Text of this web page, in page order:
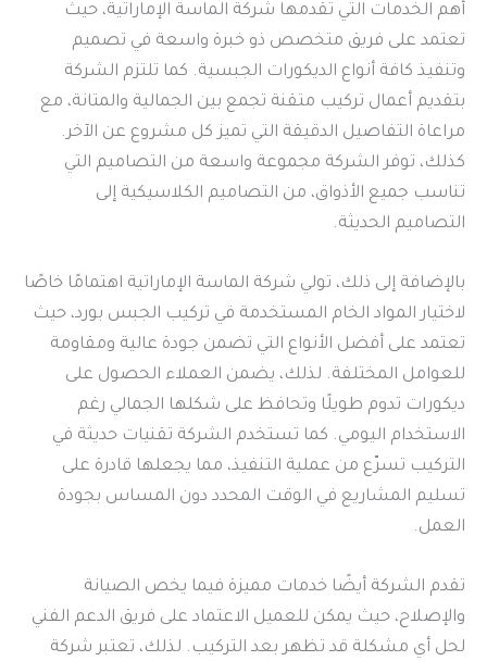
أهم الخدمات التي تقدمها شركة الماسة الإماراتية، حيث
تعتمد على فريق متخصص ذو خبرة واسعة في تصميم
وتنفيذ كافة أنواع الديكورات الجبسية. كما تلتزم الشركة
بتقديم أعمال تركيب متقنة تجمع بين الجمالية والمتانة، مع
مراعاة التفاصيل الدقيقة التي تميز كل مشروع عن الآخر.
كذلك، توفر الشركة مجموعة واسعة من التصاميم التي
تناسب جميع الأذواق، من التصاميم الكلاسيكية إلى
التصاميم الحديثة.
بالإضافة إلى ذلك، تولي شركة الماسة الإماراتية اهتمامًا خاصًا
لاختيار المواد الخام المستخدمة في تركيب الجبس بورد، حيث
تعتمد على أفضل الأنواع التي تضمن جودة عالية ومقاومة
للعوامل المختلفة. لذلك، يضمن العملاء الحصول على
ديكورات تدوم طويلًا وتحافظ على شكلها الجمالي رغم
الاستخدام اليومي. كما تستخدم الشركة تقنيات حديثة في
التركيب تسرّع من عملية التنفيذ، مما يجعلها قادرة على
تسليم المشاريع في الوقت المحدد دون المساس بجودة
العمل.
تقدم الشركة أيضًا خدمات مميزة فيما يخص الصيانة
والإصلاح، حيث يمكن للعميل الاعتماد على فريق الدعم الفني
لحل أي مشكلة قد تظهر بعد التركيب. لذلك، تعتبر شركة